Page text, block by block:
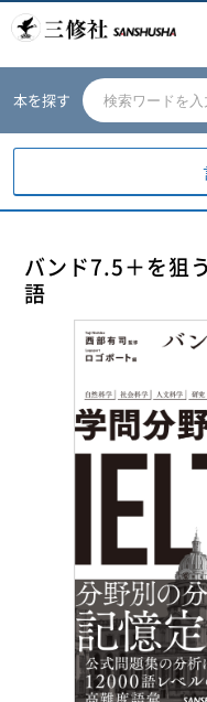
本を探す
ドイツ語
フランス語
スペイン語
ヨーロッパ諸語
韓国・朝鮮語
アジア諸語
バンド7.5＋を狙
語